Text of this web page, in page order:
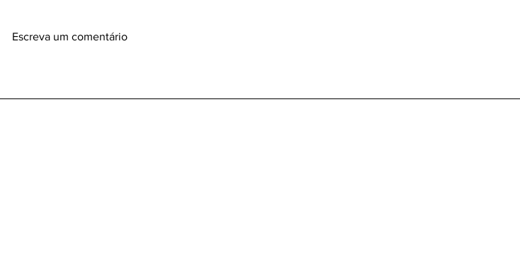
acalmar os credores. Será?
Escreva um comentário